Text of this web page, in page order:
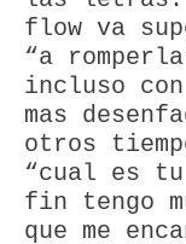
flow va
“a
incluso
mas
otros
“cual es
fin tengo
que me